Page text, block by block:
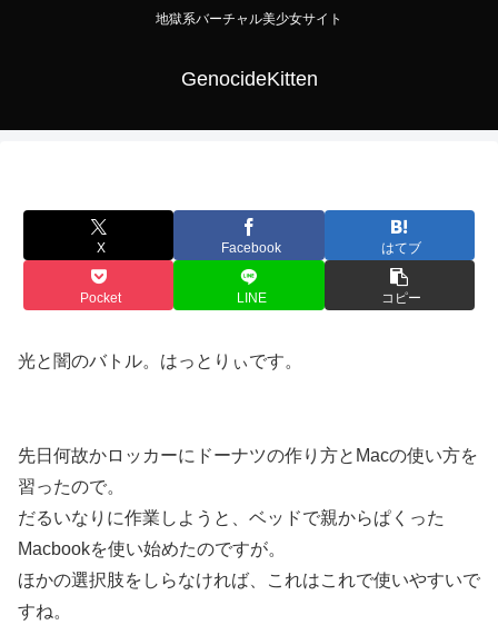
地獄系バーチャル美少女サイト
GenocideKitten
X Facebook はてブ
Pocket LINE コピー
光と闇のバトル。はっとりぃです。
先日何故かロッカーにドーナツの作り方とMacの使い方を
習ったので。
だるいなりに作業しようと、ベッドで親からぱくった
Macbookを使い始めたのですが。
ほかの選択肢をしらなければ、これはこれで使いやすいで
すね。